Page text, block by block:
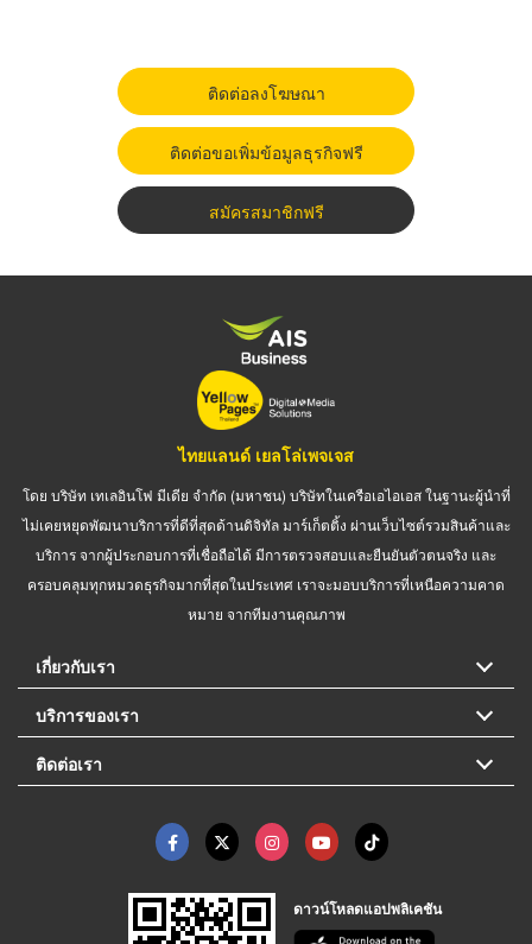
ติดต่อลงโฆษณา
ติดต่อขอเพิ่มข้อมูลธุรกิจฟรี
สมัครสมาชิกฟรี
ไทยแลนด์ เยลโล่เพจเจส
โดย บริษัท เทเลอินโฟ มีเดีย จำกัด (มหาชน) บริษัทในเครือเอไอเอส ในฐานะผู้นำที่
ไม่เคยหยุดพัฒนาบริการที่ดีที่สุดด้านดิจิทัล มาร์เก็ตติ้ง ผ่านเว็บไซต์รวมสินค้าและ
บริการ จากผู้ประกอบการที่เชื่อถือได้ มีการตรวจสอบและยืนยันตัวตนจริง และ
ครอบคลุมทุกหมวดธุรกิจมากที่สุดในประเทศ เราจะมอบบริการที่เหนือความคาด
หมาย จากทีมงานคุณภาพ
เกี่ยวกับเรา
บริการของเรา
ติดต่อเรา
ดาวน์โหลดแอปพลิเคชัน